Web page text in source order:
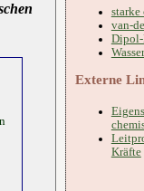
starke
van-
Dipol-
Externe
Kräfte